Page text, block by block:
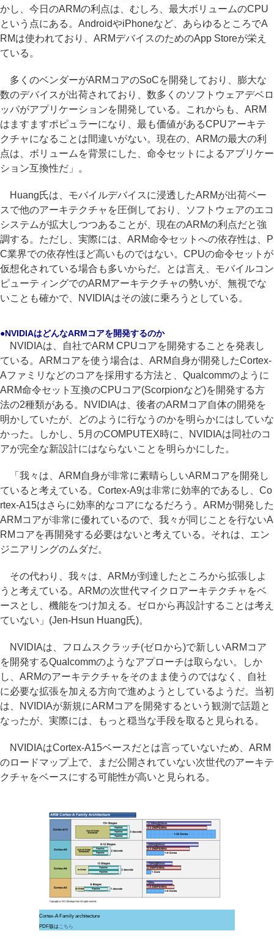
かし、今日のARMの利点は、むしろ、最大ボリュームのCPU
という点にある。AndroidやiPhoneなど、あらゆるところでA
RMは使われており、ARMデバイスのためのApp Storeが栄え
ている。
多くのベンダーがARMコアのSoCを開発しており、膨大な
数のデバイスが出荷されており、数多くのソフトウェアデベロ
ッパがアプリケーションを開発している。これからも、ARM
はますますポピュラーになり、最も価値があるCPUアーキテ
クチャになることは間違いがない。現在の、ARMの最大の利
点は、ボリュームを背景にした、命令セットによるアプリケー
ション互換性だ」。
Huang氏は、モバイルデバイスに浸透したARMが出荷ベー
スで他のアーキテクチャを圧倒しており、ソフトウェアのエコ
システムが拡大しつつあることが、現在のARMの利点だと強
調する。ただし、実際には、ARM命令セットへの依存性は、P
C業界での依存性ほど高いものではない。CPUの命令セットが
仮想化されている場合も多いからだ。とは言え、モバイルコン
ピューティングでのARMアーキテクチャの勢いが、無視でな
いことも確かで、NVIDIAはその波に乗ろうとしている。
●NVIDIAはどんなARMコアを開発するのか
NVIDIAは、自社でARM CPUコアを開発することを発表し
ている。ARMコアを使う場合は、ARM自身が開発したCortex-
Aファミリなどのコアを採用する方法と、Qualcommのように
ARM命令セット互換のCPUコア(Scorpionなど)を開発する方
法の2種類がある。NVIDIAは、後者のARMコア自体の開発を
明かしていたが、どのように行なうのかを明らかにはしていな
かった。しかし、5月のCOMPUTEX時に、NVIDIAは同社のコ
アが完全な新設計にはならないことを明らかにした。
「我々は、ARM自身が非常に素晴らしいARMコアを開発し
ていると考えている。Cortex-A9は非常に効率的であるし、Co
rtex-A15はさらに効率的なコアになるだろう。ARMが開発した
ARMコアが非常に優れているので、我々が同じことを行ないA
RMコアを再開発する必要はないと考えている。それは、エン
ジニアリングのムダだ。
その代わり、我々は、ARMが到達したところから拡張しよ
うと考えている。ARMの次世代マイクロアーキテクチャをベ
ースとし、機能をつけ加える。ゼロから再設計することは考え
ていない」(Jen-Hsun Huang氏)。
NVIDIAは、フロムスクラッチ(ゼロから)で新しいARMコア
を開発するQualcommのようなアプローチは取らない。しか
し、ARMのアーキテクチャをそのまま使うのではなく、自社
に必要な拡張を加える方向で進めようとしているようだ。当初
は、NVIDIAが新規にARMコアを開発するという観測で話題と
なったが、実際には、もっと穏当な手段を取ると見られる。
NVIDIAはCortex-A15ベースだとは言っていないため、ARM
のロードマップ上で、まだ公開されていない次世代のアーキテ
クチャをベースにする可能性が高いと見られる。
Cortex-A Family architecture
PDF版は こちら